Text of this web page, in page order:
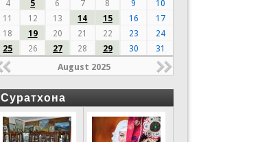
4
5 6 7 8 9
10
11
12 13 14 15 16
17
18
19 20 21 22 23
24
25
26 27 28 29 30 31
August 2025
Суратхона